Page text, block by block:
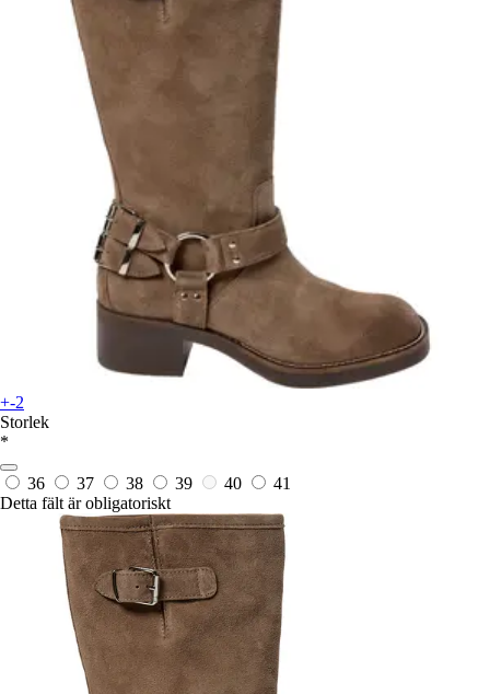
+-2
Storlek
*
36 37 38 39 40
41
Detta fält är obligatoriskt